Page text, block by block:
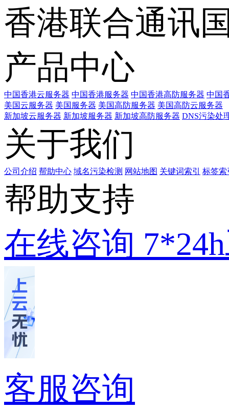
香港联合通讯
产品中心
中国香港云服务器 中国香港服务器 中国香港高防服务器 中国
美国云服务器 美国服务器 美国高防服务器 美国高防云服务器
新加坡云服务器 新加坡服务器 新加坡高防服务器 DNS污染处
关于我们
公司介绍 帮助中心 域名污染检测 网站地图 关键词索引 标签索
帮助支持
在线咨询
客服咨询